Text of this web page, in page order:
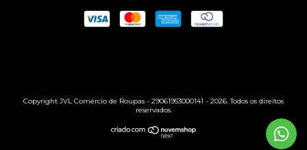
Copyright JVL Comércio de Roupas - 29061953000141 - 2026. Todos os direitos
reservados.